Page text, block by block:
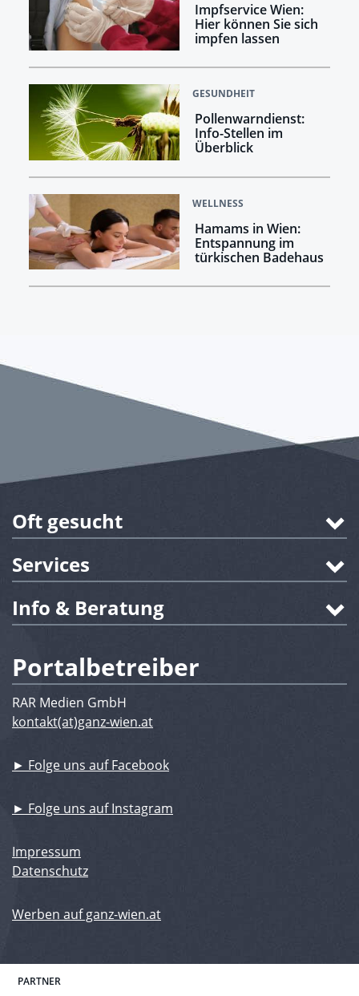
Impfservice Wien:
Hier können Sie sich
impfen lassen
GESUNDHEIT
Pollenwarndienst:
Info-Stellen im
Überblick
WELLNESS
Hamams in Wien:
Entspannung im
türkischen Badehaus
Oft gesucht
Services
Info & Beratung
Portalbetreiber
RAR Medien GmbH
kontakt(at)ganz-wien.at
► Folge uns auf Facebook
► Folge uns auf Instagram
Impressum
Datenschutz
Werben auf ganz-wien.at
PARTNER